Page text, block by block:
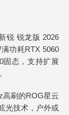
锐 锐龙版 2026
功耗RTX 5060
固态，支持扩展
高刷的ROG星云
光技术，户外或